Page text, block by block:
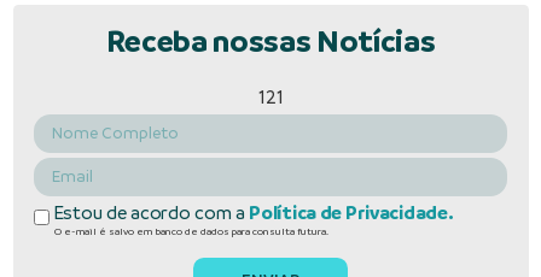
Receba nossas Notícias
121
Estou de acordo com a Política de Privacidade.
O e-mail é salvo em banco de dados para consulta futura.